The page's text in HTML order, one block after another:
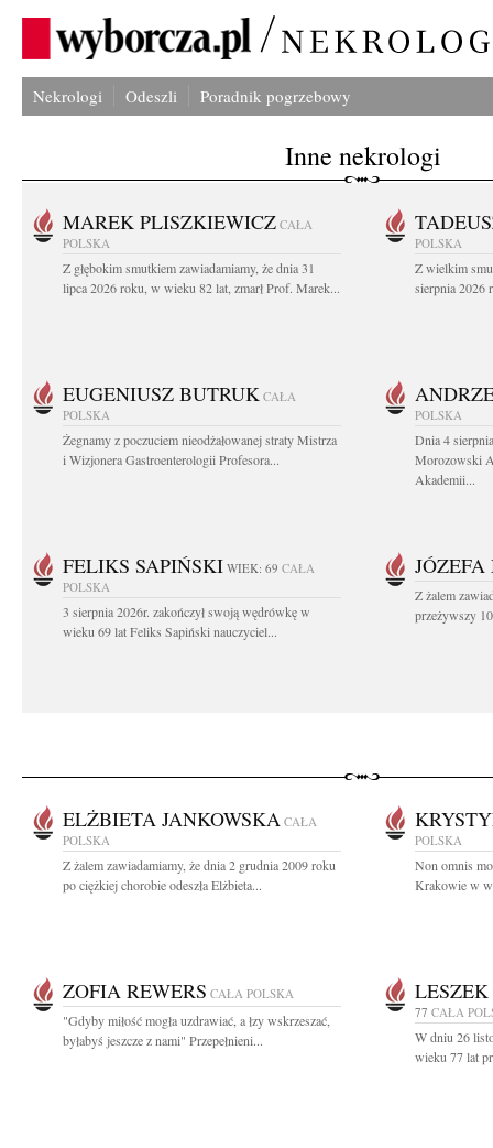
Nekrologi Odeszli Poradnik pogrzebowy
Inne nekrologi
MAREK PLISZKIEWICZ CAŁA
POLSKA
Z głębokim smutkiem zawiadamiamy, że dnia 31
lipca 2026 roku, w wieku 82 lat, zmarł Prof. Marek...
POLSKA
Z wielkim
sierpnia 2026
EUGENIUSZ BUTRUK CAŁA
POLSKA
Żegnamy z poczuciem nieodżałowanej straty Mistrza
i Wizjonera Gastroenterologii Profesora...
POLSKA
Dnia 4
Morozowski
Akademii...
FELIKS SAPIŃSKI WIEK: 69 CAŁA
POLSKA
3 sierpnia 2026r. zakończył swoją wędrówkę w
wieku 69 lat Feliks Sapiński nauczyciel...
Z żalem
przeżywszy
ELŻBIETA JANKOWSKA CAŁA
POLSKA
Z żalem zawiadamiamy, że dnia 2 grudnia 2009 roku
po ciężkiej chorobie odeszła Elżbieta...
POLSKA
Non omnis
Krakowie w
ZOFIA REWERS CAŁA POLSKA
"Gdyby miłość mogła uzdrawiać, a łzy wskrzeszać,
byłabyś jeszcze z nami" Przepełnieni...
77 CAŁA
W dniu 26
wieku 77 lat